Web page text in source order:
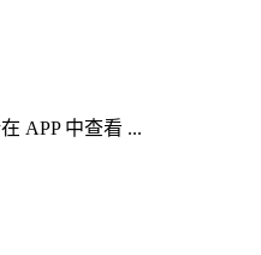
APP 中查看 ...